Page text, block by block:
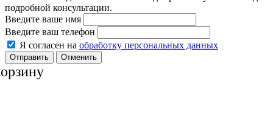
подробной консультации.
Введите ваше имя
Введите ваш телефон
Я согласен на обработку персональных данных
Отменить